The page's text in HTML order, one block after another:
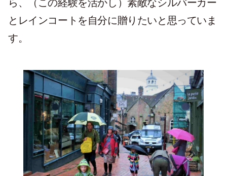
ら、（この経験を活かし）素敵なシルバーカー
とレインコートを自分に贈りたいと思っていま
す。